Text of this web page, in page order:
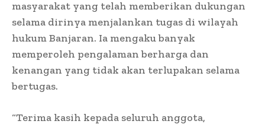
masyarakat yang telah memberikan dukungan
selama dirinya menjalankan tugas di wilayah
hukum Banjaran. Ia mengaku banyak
memperoleh pengalaman berharga dan
kenangan yang tidak akan terlupakan selama
bertugas.
“Terima kasih kepada seluruh anggota,